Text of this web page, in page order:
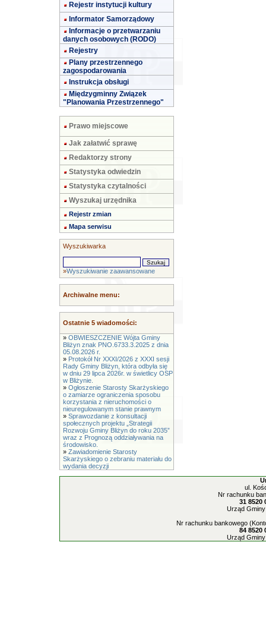
Rejestr instytucji kultury
Informator Samorządowy
Informacje o przetwarzaniu
danych osobowych (RODO)
Rejestry
Plany przestrzennego
zagospodarowania
Instrukcja obsługi
Międzygminny Związek
"Planowania Przestrzennego"
Prawo miejscowe
Jak załatwić sprawę
Redaktorzy strony
Statystyka odwiedzin
Statystyka czytalności
Wyszukaj urzędnika
Rejestr zmian
Mapa serwisu
Wyszukiwarka
»Wyszukiwanie zaawansowane
Archiwalne menu:
Ostatnie 5 wiadomości:
» OBWIESZCZENIE Wójta Gminy
Bliżyn znak PNO.6733.3.2025 z dnia
05.08.2026 r.
» Protokół Nr XXXI/2026 z XXXI sesji
Rady Gminy Bliżyn, która odbyła się
w dniu 29 lipca 2026r. w świetlicy OSP
w Bliżynie.
» Ogłoszenie Starosty Skarżyskiego
o zamiarze ograniczenia sposobu
korzystania z nieruchomości o
nieuregulowanym stanie prawnym
» Sprawozdanie z konsultacji
społecznych projektu „Strategii
Rozwoju Gminy Bliżyn do roku 2035”
wraz z Prognozą oddziaływania na
środowisko.
» Zawiadomienie Starosty
Skarżyskiego o zebraniu materiału do
wydania decyzji
ul.
Nr rachunku
31 8520
Urząd
Nr rachunku bankowego
84 8520
Urząd